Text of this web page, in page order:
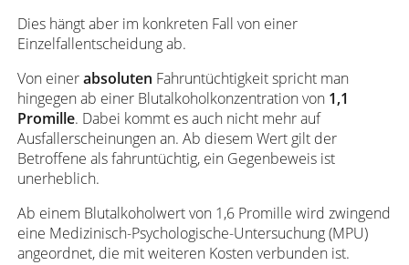
Dies hängt aber im konkreten Fall von einer
Einzelfallentscheidung ab.
Von einerabsoluten Fahruntüchtigkeit spricht man
hingegen ab einer Blutalkoholkonzentration von 1,1
Promille. Dabei kommt es auch nicht mehr auf
Ausfallerscheinungen an. Ab diesem Wert gilt der
Betroffene als fahruntüchtig, ein Gegenbeweis ist
unerheblich.
Ab einem Blutalkoholwert von 1,6 Promille wird zwingend
eine Medizinisch-Psychologische-Untersuchung (MPU)
angeordnet, die mit weiteren Kosten verbunden ist.